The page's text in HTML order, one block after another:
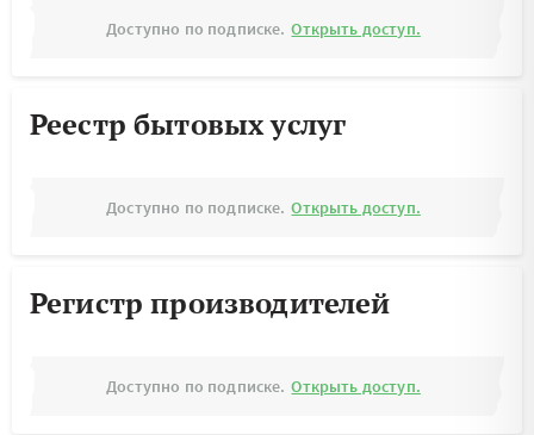
Доступно по подписке. Открыть доступ.
Реестр бытовых услуг
Доступно по подписке. Открыть доступ.
Регистр производителей
Доступно по подписке. Открыть доступ.